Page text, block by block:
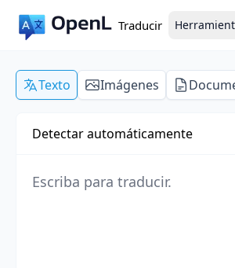
Traducir
Texto Imágenes
Detectar automáticamente